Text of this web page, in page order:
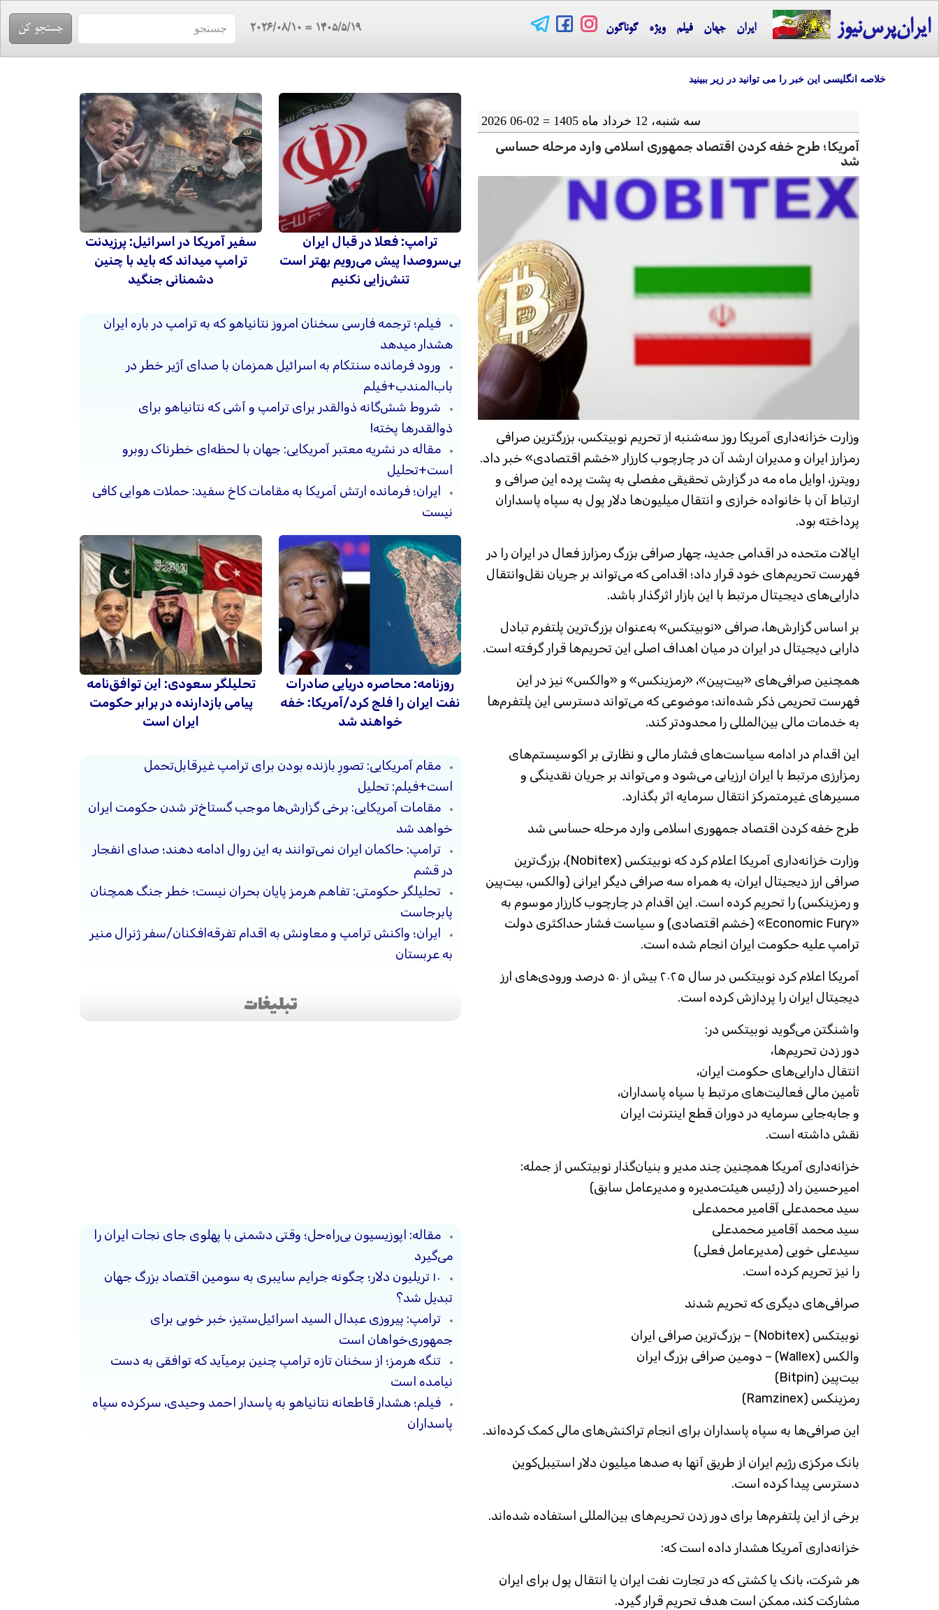
ایران‌پرس‌نیوز ایران جهان فیلم ویژه گوناگون ۱۴۰۵/۵/۱۹ = 2026/08/10
خلاصه انگلیسی این خبر را می توانید در زیر ببینید
سه شنبه، 12 خرداد ماه 1405 = 02-06 2026
آمریکا؛ طرح خفه کردن اقتصاد جمهوری اسلامی وارد مرحله حساسی
شد
وزارت خزانه‌داری آمریکا روز سه‌شنبه از تحریم نوبیتکس، بزرگترین صرافی
رمز‌ارز ایران و مدیران ارشد آن در چارچوب کارزار «خشم اقتصادی» خبر داد.
رویترز، اوایل ماه مه در گزارش تحقیقی مفصلی به پشت پرده این صرافی و
ارتباط آن با خانواده خرازی و انتقال میلیون‌ها دلار پول به سپاه پاسداران
پرداخته بود.
ایالات متحده در اقدامی جدید، چهار صرافی بزرگ رمزارز فعال در ایران را در
فهرست تحریم‌های خود قرار داد؛ اقدامی که می‌تواند بر جریان نقل‌وانتقال
دارایی‌های دیجیتال مرتبط با این بازار اثرگذار باشد.
بر اساس گزارش‌ها، صرافی «نوبیتکس» به‌عنوان بزرگ‌ترین پلتفرم تبادل
دارایی دیجیتال در ایران در میان اهداف اصلی این تحریم‌ها قرار گرفته است.
همچنین صرافی‌های «بیت‌پین»، «رمزینکس» و «والکس» نیز در این
فهرست تحریمی ذکر شده‌اند؛ موضوعی که می‌تواند دسترسی این پلتفرم‌ها
به خدمات مالی بین‌المللی را محدودتر کند.
این اقدام در ادامه سیاست‌های فشار مالی و نظارتی بر اکوسیستم‌های
رمزارزی مرتبط با ایران ارزیابی می‌شود و می‌تواند بر جریان نقدینگی و
مسیرهای غیرمتمرکز انتقال سرمایه اثر بگذارد.
طرح خفه کردن اقتصاد جمهوری اسلامی وارد مرحله حساسی شد
وزارت خزانه‌داری آمریکا اعلام کرد که نوبیتکس (Nobitex)، بزرگ‌ترین
صرافی ارز دیجیتال ایران، به همراه سه صرافی دیگر ایرانی (والکس، بیت‌پین
و رمزینکس) را تحریم کرده است. این اقدام در چارچوب کارزار موسوم به
«Economic Fury» (خشم اقتصادی) و سیاست فشار حداکثری دولت
ترامپ علیه حکومت ایران انجام شده است.
آمریکا اعلام کرد نوبیتکس در سال ۲۰۲۵ بیش از ۵۰ درصد ورودی‌های ارز
دیجیتال ایران را پردازش کرده است.
واشنگتن می‌گوید نوبیتکس در:
دور زدن تحریم‌ها،
انتقال دارایی‌های حکومت ایران،
تأمین مالی فعالیت‌های مرتبط با سپاه پاسداران،
و جابه‌جایی سرمایه در دوران قطع اینترنت ایران
نقش داشته است.
خزانه‌داری آمریکا همچنین چند مدیر و بنیان‌گذار نوبیتکس از جمله:
امیرحسین راد (رئیس هیئت‌مدیره و مدیرعامل سابق)
سید محمدعلی آقامیر محمدعلی
سید محمد آقامیر محمدعلی
سیدعلی خویی (مدیرعامل فعلی)
را نیز تحریم کرده است.
صرافی‌های دیگری که تحریم شدند
نوبیتکس (Nobitex) – بزرگ‌ترین صرافی ایران
والکس (Wallex) – دومین صرافی بزرگ ایران
بیت‌پین (Bitpin)
رمزینکس (Ramzinex)
این صرافی‌ها به سپاه پاسداران برای انجام تراکنش‌های مالی کمک کرده‌اند.
بانک مرکزی رژیم ایران از طریق آنها به صدها میلیون دلار استیبل‌کوین
دسترسی پیدا کرده است.
برخی از این پلتفرم‌ها برای دور زدن تحریم‌های بین‌المللی استفاده شده‌اند.
خزانه‌داری آمریکا هشدار داده است که:
هر شرکت، بانک یا کشتی که در تجارت نفت ایران یا انتقال پول برای ایران
مشارکت کند، ممکن است هدف تحریم قرار گیرد.
ترامپ: فعلا در قبال ایران
بی‌سروصدا پیش می‌رویم بهتر است
تنش‌زایی نکنیم
سفیر آمریکا در اسرائیل: پرزیدنت
ترامپ میداند که باید با چنین
دشمنانی جنگید
فیلم؛ ترجمه فارسی سخنان امروز نتانیاهو که به ترامپ در باره ایران
هشدار میدهد
ورود فرمانده سنتکام به اسرائیل همزمان با صدای آژیر خطر در
باب‌المندب+فیلم
شروط شش‌گانه ذوالقدر برای ترامپ و آشی که نتانیاهو برای
ذوالقدرها پخته!
مقاله در نشریه معتبر آمریکایی: جهان با لحظه‌ای خطرناک روبرو
است+تحلیل
ایران؛ فرمانده ارتش آمریکا به مقامات کاخ سفید: حملات هوایی کافی
نیست
روزنامه: محاصره دریایی صادرات
نفت ایران را فلج کرد/آمریکا: خفه
خواهند شد
تحلیلگر سعودی: این توافق‌نامه
پیامی بازدارنده در برابر حکومت
ایران است
مقام آمریکایی: تصورِ بازنده بودن برای ترامپ غیرقابل‌تحمل
است+فیلم: تحلیل
مقامات آمریکایی: برخی گزارش‌ها موجب گستاخ‌تر شدن حکومت ایران
خواهد شد
ترامپ: حاکمان ایران نمی‌توانند به این روال ادامه دهند؛ صدای انفجار
در قشم
تحلیلگر حکومتی: تفاهم هرمز پایان بحران نیست؛ خطر جنگ همچنان
پابرجاست
ایران؛ واکنش ترامپ و معاونش به اقدام تفرقه‌افکنان/سفر ژنرال منیر
به عربستان
تبلیغات
مقاله: اپوزیسیون بی‌راه‌حل؛ وقتی دشمنی با پهلوی جای نجات ایران را
می‌گیرد
۱۰ تریلیون دلار؛ چگونه جرایم سایبری به سومین اقتصاد بزرگ جهان
تبدیل شد؟
ترامپ: پیروزی عبدال السید اسرائیل‌ستیز، خبر خوبی برای
جمهوری‌خواهان است
تنگه هرمز؛ از سخنان تازه ترامپ چنین برمیآید که توافقی به دست
نیامده است
فیلم؛ هشدار قاطعانه نتانیاهو به پاسدار احمد وحیدی، سرکرده سپاه
پاسداران